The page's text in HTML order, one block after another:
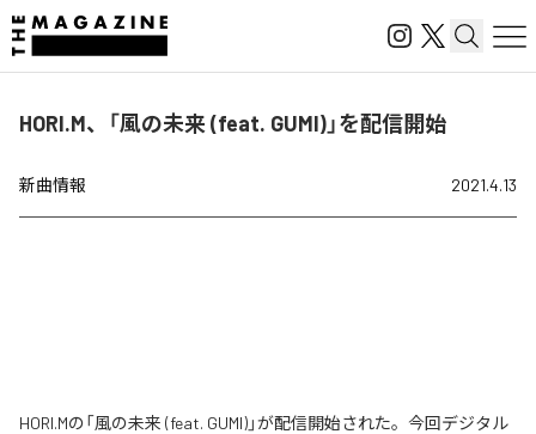
HORI.M、「風の未来 (feat. GUMI)」を配信開始
新曲情報 2021.4.13
HORI.Mの「風の未来 (feat. GUMI)」が配信開始された。今回デジタル